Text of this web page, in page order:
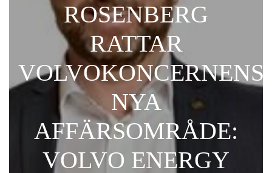
ROSENBERG
RATTAR
VOLVOKONCERNENS
NYA
AFFÄRSOMRÅDE:
VOLVO ENERGY